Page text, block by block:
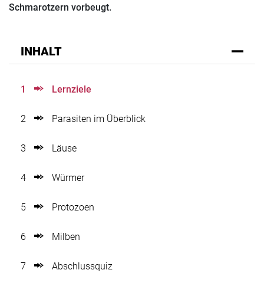
Schmarotzern vorbeugt.
INHALT
1 Lernziele
2 Parasiten im Überblick
3 Läuse
4 Würmer
5 Protozoen
6 Milben
7 Abschlussquiz